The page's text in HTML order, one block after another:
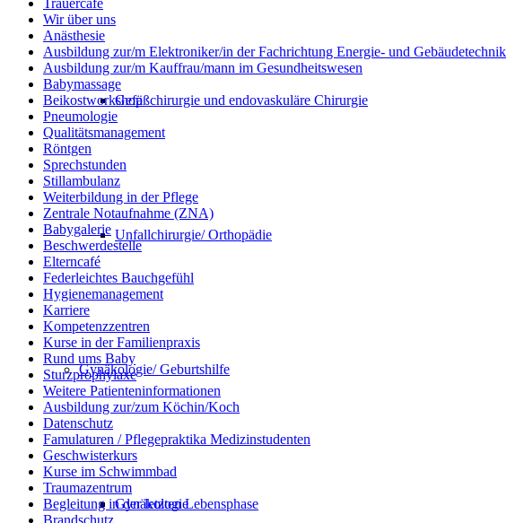
Gefäßchirurgie und endovaskuläre Chirurgie
Unfallchirurgie/ Orthopädie
Gynäkologie/ Geburtshilfe
Gynäkologie
Trauercafé
Wir über uns
Anästhesie
Ausbildung zur/m Elektroniker/in der Fachrichtung Energie- und Gebäudetechnik
Ausbildung zur/m Kauffrau/mann im Gesundheitswesen
Babymassage
Beikostworkshop
Pneumologie
Qualitätsmanagement
Röntgen
Sprechstunden
Stillambulanz
Weiterbildung in der Pflege
Zentrale Notaufnahme (ZNA)
Babygalerie
Beschwerdestelle
Elterncafé
Federleichtes Bauchgefühl
Hygienemanagement
Karriere
Kompetenzzentren
Kurse in der Familienpraxis
Rund ums Baby
Sturzprophylaxe
Weitere Patienteninformationen
Ausbildung zur/zum Köchin/Koch
Datenschutz
Famulaturen / Pflegepraktika Medizinstudenten
Geschwisterkurs
Kurse im Schwimmbad
Traumazentrum
Begleitung in der letzten Lebensphase